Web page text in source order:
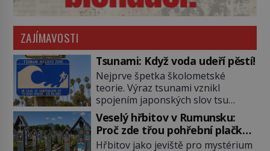
ZAJÍMAVOSTI
Tsunami: Když voda udeří pěstí!
Nejprve špetka školometské
teorie. Výraz tsunami vznikl
spojením japonských slov tsu
(přístav) a nami (vlna). Jedná se o
dlouhou vlnu, která je na volném
moři takřka nepostřehnutelná.
Ačkoli je vlnová délka tsunami i 300
Veselý hřbitov v Rumunsku:
Proč zde třou pohřební plačky
bídu s nouzí?
Hřbitov jako jeviště pro mystérium